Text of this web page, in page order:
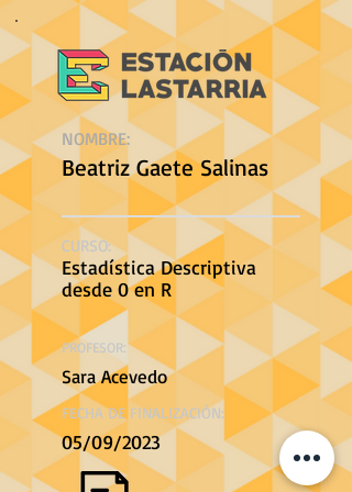
NOMBRE:
Beatriz Gaete Salinas
CURSO:
Estadística Descriptiva
desde 0 en R
PROFESOR:
Sara Acevedo
FECHA DE FINALIZACIÓN:
05/09/2023